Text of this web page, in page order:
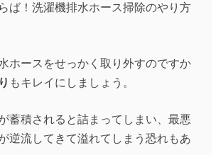
ホースをせっかく取り外すのですか
もキレイにしましょう。
蓄積されると詰まってしまい、最悪
逆流してきて溢れてしまう恐れもあ